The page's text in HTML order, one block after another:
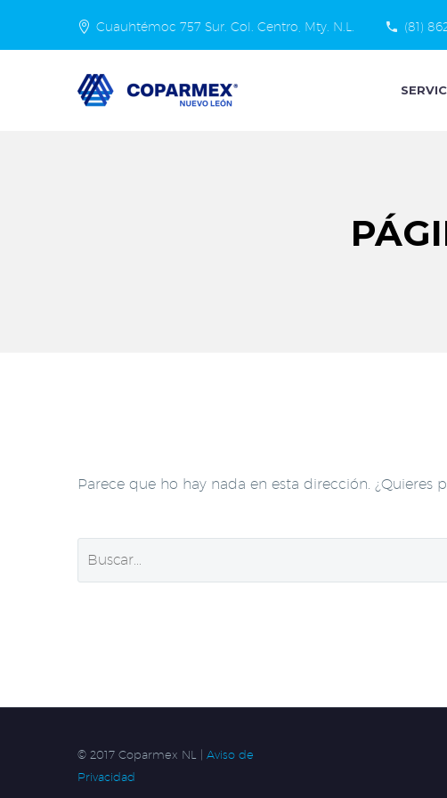
Cuauhtémoc 757 Sur. Col. Centro, Mty. N.L. (81)
Parece que ho hay nada en esta dirección. ¿Quieres
© 2017 Coparmex NL | Aviso de
Privacidad